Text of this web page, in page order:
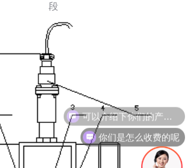
段
你们是怎么收费的呢